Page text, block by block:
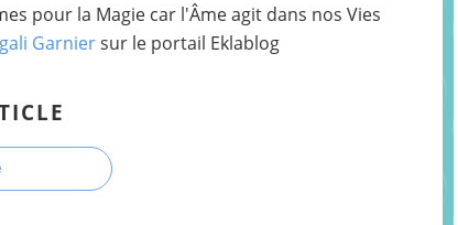
pour la Magie car l'Âme agit dans nos Vies
Garniersur le portail Eklablog